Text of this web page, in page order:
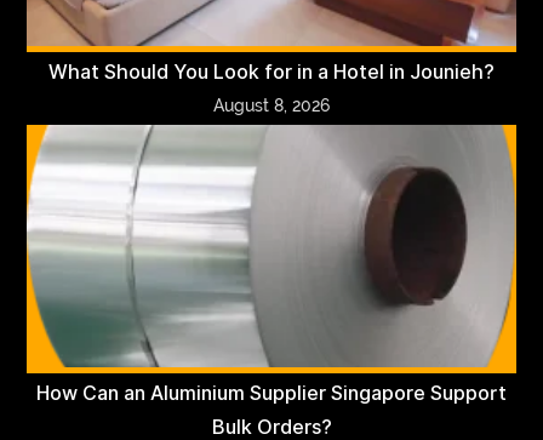
What Should You Look for in a Hotel in Jounieh?
August 8, 2026
How Can an Aluminium Supplier Singapore Support
Bulk Orders?